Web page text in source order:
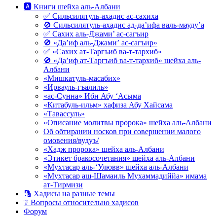
🅰 Книги шейха аль-Албани
✅ Сильсилятуль-ахадис ас-сахиха
🚫 Сильсилятуль-ахадис ад-да’ифа валь-мауду’а
✅ Сахих аль-Джами’ ас-сагъир
🚫 «Да’иф аль-Джами’ ас-сагъир»
✅ «Сахих ат-Таргъиб ва-т-тархиб»
🚫 «Да’иф ат-Таргъиб ва-т-тархиб» шейха аль-
Албани
«Мишкатуль-масабих»
«Ирвауль-гъалиль»
«ас-Сунна» Ибн Абу ‘Асыма
«Китабуль-ильм» хафиза Абу Хайсама
«Тавассуль»
«Описание молитвы пророка» шейха аль-Албани
Об обтирании носков при совершении малого
омовения/вудуъ/
«Хадж пророка» шейха аль-Албани
«Этикет бракосочетания» шейха аль-Албани
«Мухтасар аль-‘Улювв» шейха аль-Албани
«Мухтасар аш-Шамаиль Мухаммадиййа» имама
ат-Тирмизи
🔡 Хадисы на разные темы
❔ Вопросы относительно хадисов
Форум